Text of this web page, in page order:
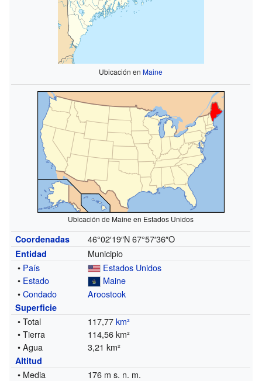
Ubicación enMaine
Ubicación de Maine en Estados Unidos
Coordenadas 46°02′19″N 67°57′36″O
Entidad
Municipio
• País
Estados Unidos
• Estado
Maine
•Condado Aroostook
Superficie
• Total 117,77km²
• Tierra
114,56 km²
• Agua
3,21 km²
Altitud
• Media 176 m s. n. m.